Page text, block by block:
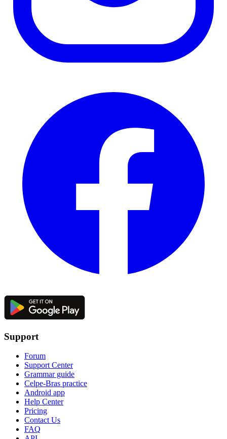
Support
Forum
Support Center
Grammar guide
Celpe-Bras practice
Android app
Help Center
Pricing
Contact Us
FAQ